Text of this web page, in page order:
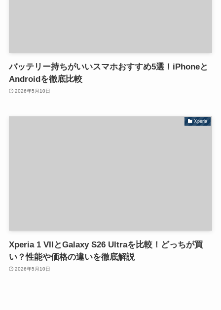
バッテリー持ちがいいスマホおすすめ5選！iPhoneと
Androidを徹底比較
2026年5月10日
Xperia
Xperia 1 VIIとGalaxy S26 Ultraを比較！どっちが買
い？性能や価格の違いを徹底解説
2026年5月10日